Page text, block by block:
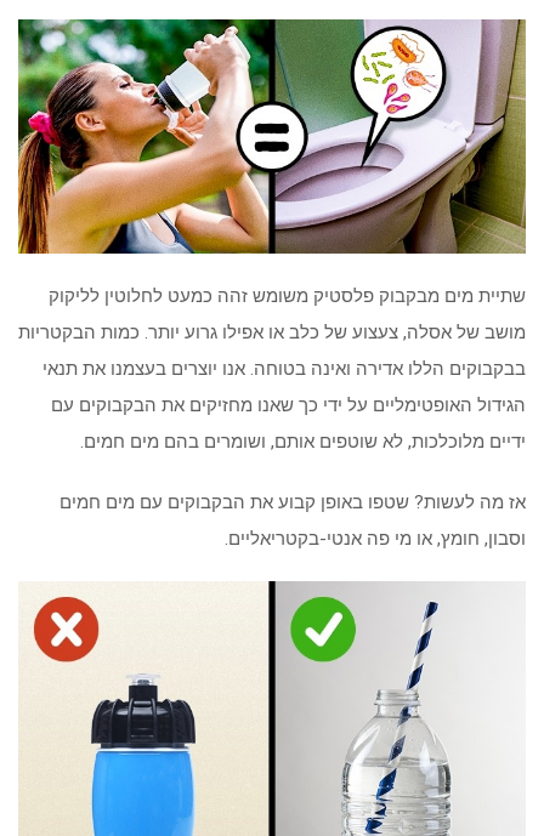
שתיית מים מבקבוק פלסטיק משומש זהה כמעט לחלוטין לליקוק
מושב של אסלה, צעצוע של כלב או אפילו גרוע יותר. כמות הבקטריות
בבקבוקים הללו אדירה ואינה בטוחה. אנו יוצרים בעצמנו את תנאי
הגידול האופטימליים על ידי כך שאנו מחזיקים את הבקבוקים עם
ידיים מלוכלכות, לא שוטפים אותם, ושומרים בהם מים חמים.
אז מה לעשות? שטפו באופן קבוע את הבקבוקים עם מים חמים
וסבון, חומץ, או מי פה אנטי-בקטריאליים.